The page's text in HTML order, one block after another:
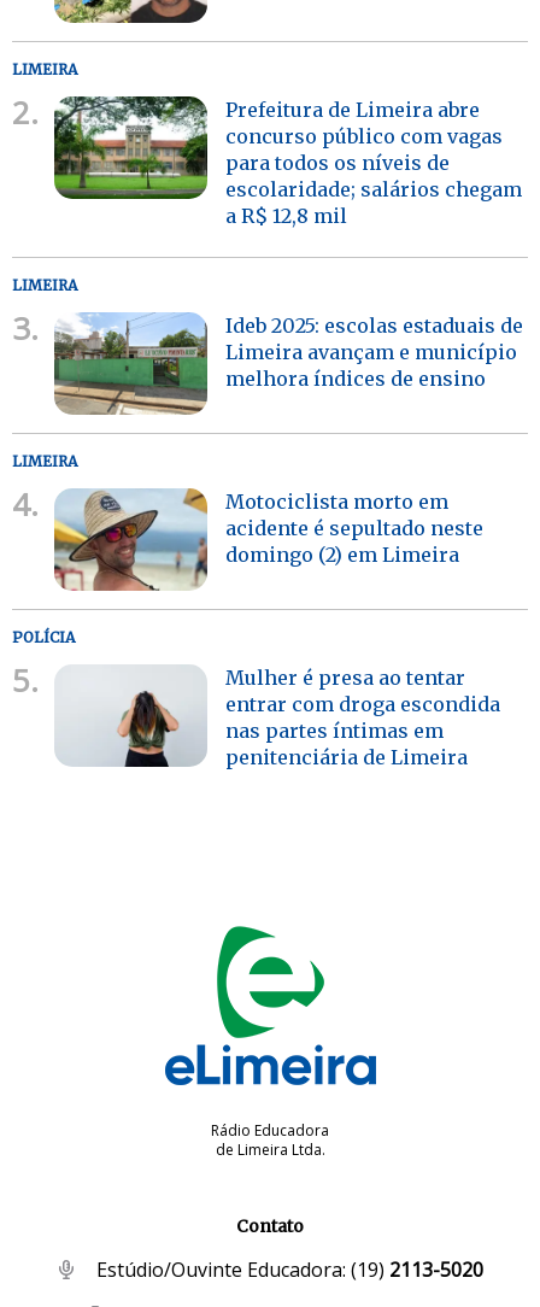
LIMEIRA
2.
Prefeitura de Limeira abre
concurso público com vagas
para todos os níveis de
escolaridade; salários chegam
a R$ 12,8 mil
LIMEIRA
3.
Ideb 2025: escolas estaduais de
Limeira avançam e município
melhora índices de ensino
LIMEIRA
4.
Motociclista morto em
acidente é sepultado neste
domingo (2) em Limeira
POLÍCIA
5.
Mulher é presa ao tentar
entrar com droga escondida
nas partes íntimas em
penitenciária de Limeira
Rádio Educadora
de Limeira Ltda.
Contato
Estúdio/Ouvinte Educadora: (19) 2113-5020